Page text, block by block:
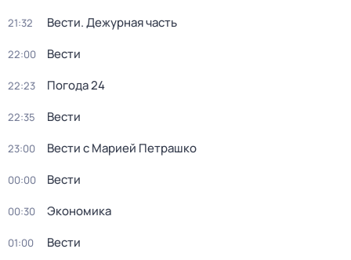
21:32 Вести. Дежурная часть
22:00 Вести
22:23 Погода 24
22:35 Вести
23:00 Вести с Марией Петрашко
00:00 Вести
00:30 Экономика
01:00 Вести